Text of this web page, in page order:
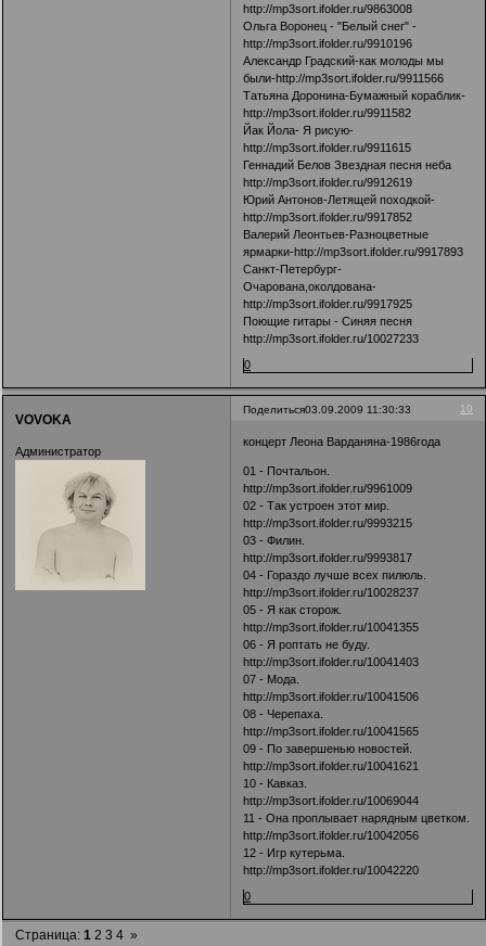
http://mp3sort.ifolder.ru/9863008
Ольга Воронец - "Белый снег" -
http://mp3sort.ifolder.ru/9910196
Александр Градский-как молоды мы
были-http://mp3sort.ifolder.ru/9911566
Татьяна Доронина-Бумажный кораблик-
http://mp3sort.ifolder.ru/9911582
Йак Йола- Я рисую-
http://mp3sort.ifolder.ru/9911615
Геннадий Белов Звездная песня неба
http://mp3sort.ifolder.ru/9912619
Юрий Антонов-Летящей походкой-
http://mp3sort.ifolder.ru/9917852
Валерий Леонтьев-Разноцветные
ярмарки-http://mp3sort.ifolder.ru/9917893
Санкт-Петербург-
Очарована,околдована-
http://mp3sort.ifolder.ru/9917925
Поющие гитары - Синяя песня
http://mp3sort.ifolder.ru/10027233
0
Поделиться 10
03.09.2009 11:30:33
VOVOKA
Администратор
концерт Леона Варданяна-1986года
01 - Почтальон.
http://mp3sort.ifolder.ru/9961009
02 - Так устроен этот мир.
http://mp3sort.ifolder.ru/9993215
03 - Филин.
http://mp3sort.ifolder.ru/9993817
04 - Гораздо лучше всех пилюль.
http://mp3sort.ifolder.ru/10028237
05 - Я как сторож.
http://mp3sort.ifolder.ru/10041355
06 - Я роптать не буду.
http://mp3sort.ifolder.ru/10041403
07 - Мода.
http://mp3sort.ifolder.ru/10041506
08 - Черепаха.
http://mp3sort.ifolder.ru/10041565
09 - По завершенью новостей.
http://mp3sort.ifolder.ru/10041621
10 - Кавказ.
http://mp3sort.ifolder.ru/10069044
11 - Она проплывает нарядным цветком.
http://mp3sort.ifolder.ru/10042056
12 - Игр кутерьма.
http://mp3sort.ifolder.ru/10042220
0
Страница:1 2 3 4 »